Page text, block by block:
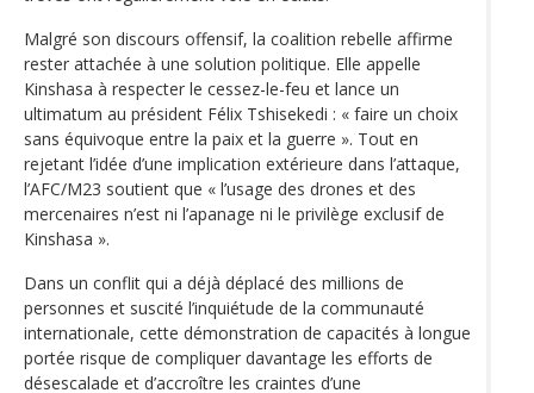
Malgré son discours offensif, la coalition rebelle affirme
rester attachée à une solution politique. Elle appelle
Kinshasa à respecter le cessez-le-feu et lance un
ultimatum au président Félix Tshisekedi : « faire un choix
sans équivoque entre la paix et la guerre ». Tout en
rejetant l’idée d’une implication extérieure dans l’attaque,
l’AFC/M23 soutient que « l’usage des drones et des
mercenaires n’est ni l’apanage ni le privilège exclusif de
Kinshasa ».
Dans un conflit qui a déjà déplacé des millions de
personnes et suscité l’inquiétude de la communauté
internationale, cette démonstration de capacités à longue
portée risque de compliquer davantage les efforts de
désescalade et d’accroître les craintes d’une